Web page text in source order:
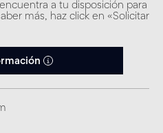
a tu disposición para
más, haz click en «Solicitar